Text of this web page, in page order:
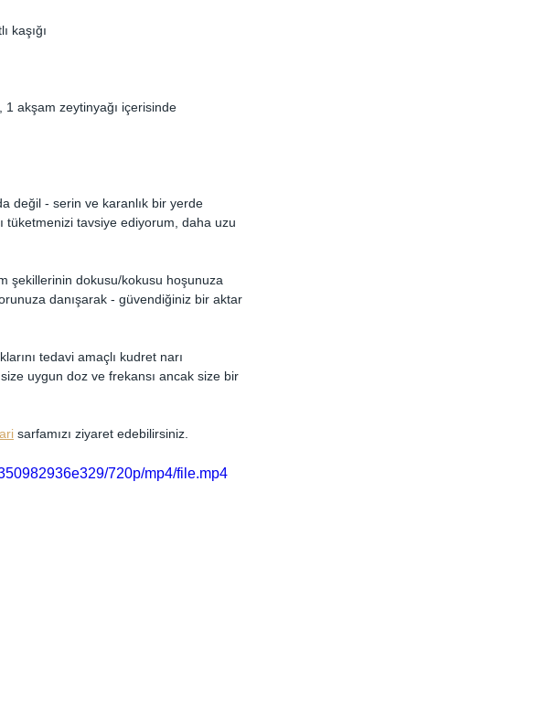
kaşığı
1 akşam zeytinyağı içerisinde
değil - serin ve karanlık bir yerde
tüketmenizi tavsiye ediyorum, daha uzu
şekillerinin dokusu/kokusu hoşunuza
danışarak - güvendiğiniz bir aktar
tedavi amaçlı kudret narı
uygun doz ve frekansı ancak size bir
sarfamızı ziyaret edebilirsiniz.
720p/mp4/file.mp4